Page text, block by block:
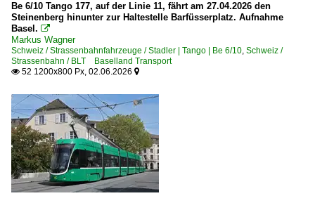
Be 6/10 Tango 177, auf der Linie 11, fährt am 27.04.2026 den
Steinenberg hinunter zur Haltestelle Barfüsserplatz. Aufnahme
Basel. 
Markus Wagner
Schweiz / Strassenbahnfahrzeuge / Stadler | Tango | Be 6/10, Schweiz /
Strassenbahn / BLT Baselland Transport
 52 1200x800 Px, 02.06.2026 